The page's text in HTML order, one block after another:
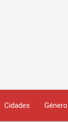
Cidades